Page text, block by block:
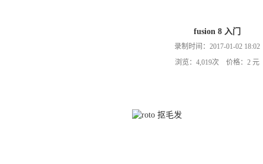
fusion 8 入门
录制时间：2017-01-02 18:02
浏览：4,019次 价格：2 元